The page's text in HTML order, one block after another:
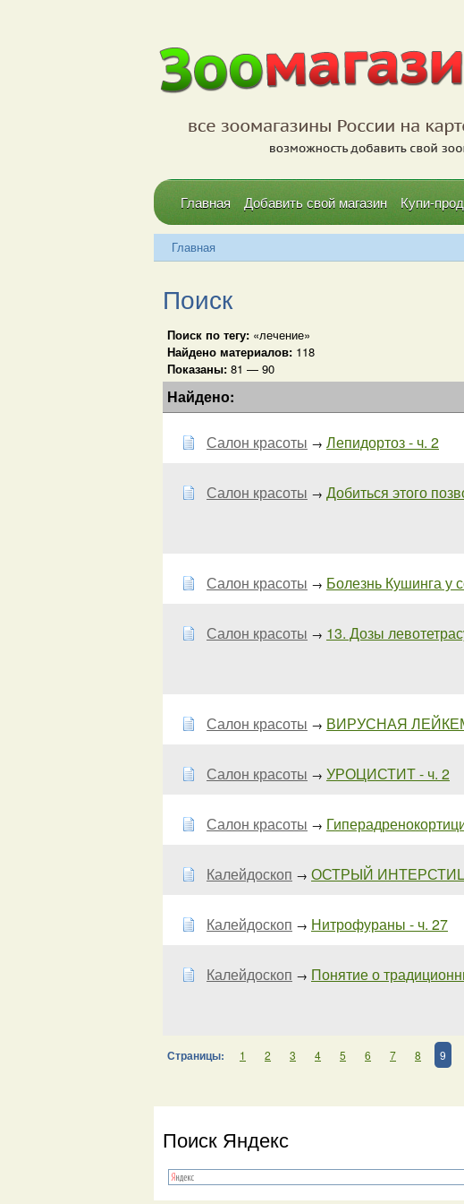
Главная Добавить свой магазин Купи-
Главная
Поиск
Поиск по тегу: «лечение»
Найдено материалов: 118
Показаны: 81 — 90
Найдено:
Салон красоты → Лепидортоз - ч. 2
Салон красоты → Добиться этого
Салон красоты → Болезнь Кушинга у
Салон красоты → 13. Дозы
Салон красоты → ВИРУСНАЯ
Салон красоты → УРОЦИСТИТ - ч. 2
Салон красоты →
Калейдоскоп → ОСТРЫЙ
Калейдоскоп → Нитрофураны - ч. 27
Калейдоскоп → Понятие о
Страницы: 1 2 3 4 5 6 7 8 9
Поиск Яндекс